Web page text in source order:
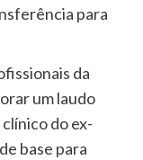
para
da
um laudo
do ex-
base para